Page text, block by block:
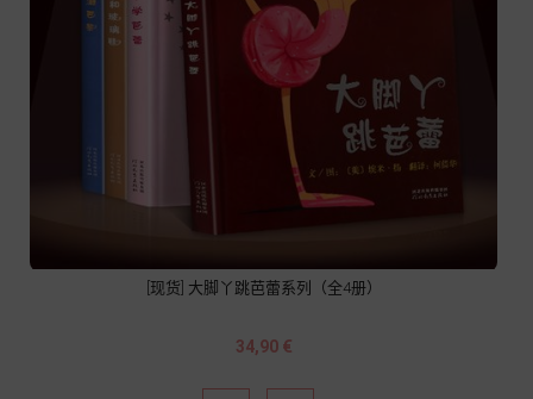
[现货] 大脚丫跳芭蕾系列（全4册）
Prix
34,90 €